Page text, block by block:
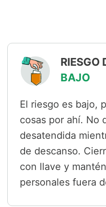
RIESGO
BAJO
El riesgo es bajo,
cosas por ahí. No
desatendida
de descanso.
con llave y
personales fuera